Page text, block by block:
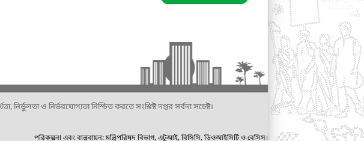
ও নির্ভরযোগ্যতা নিশ্চিত করতে সংশ্লিষ্ট দপ্তর সর্বদা সচেষ্ট।
পরিকল্পনা এবং বাস্তবায়ন: মন্ত্রিপরিষদ বিভাগ, এটুআই, বিসিসি, ডিওআইসিটি ও বেসিস।